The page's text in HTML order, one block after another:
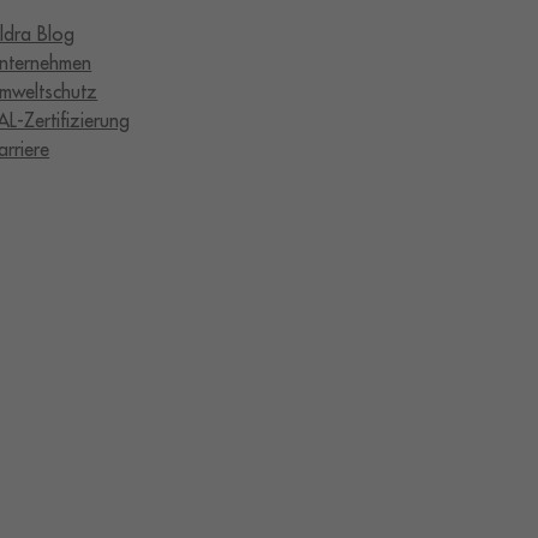
Blog
Zertifizierung